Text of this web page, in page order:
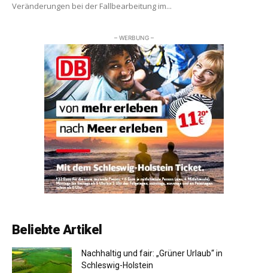
Veränderungen bei der Fallbearbeitung im...
– WERBUNG –
Beliebte Artikel
Nachhaltig und fair: „Grüner Urlaub“ in
Schleswig-Holstein